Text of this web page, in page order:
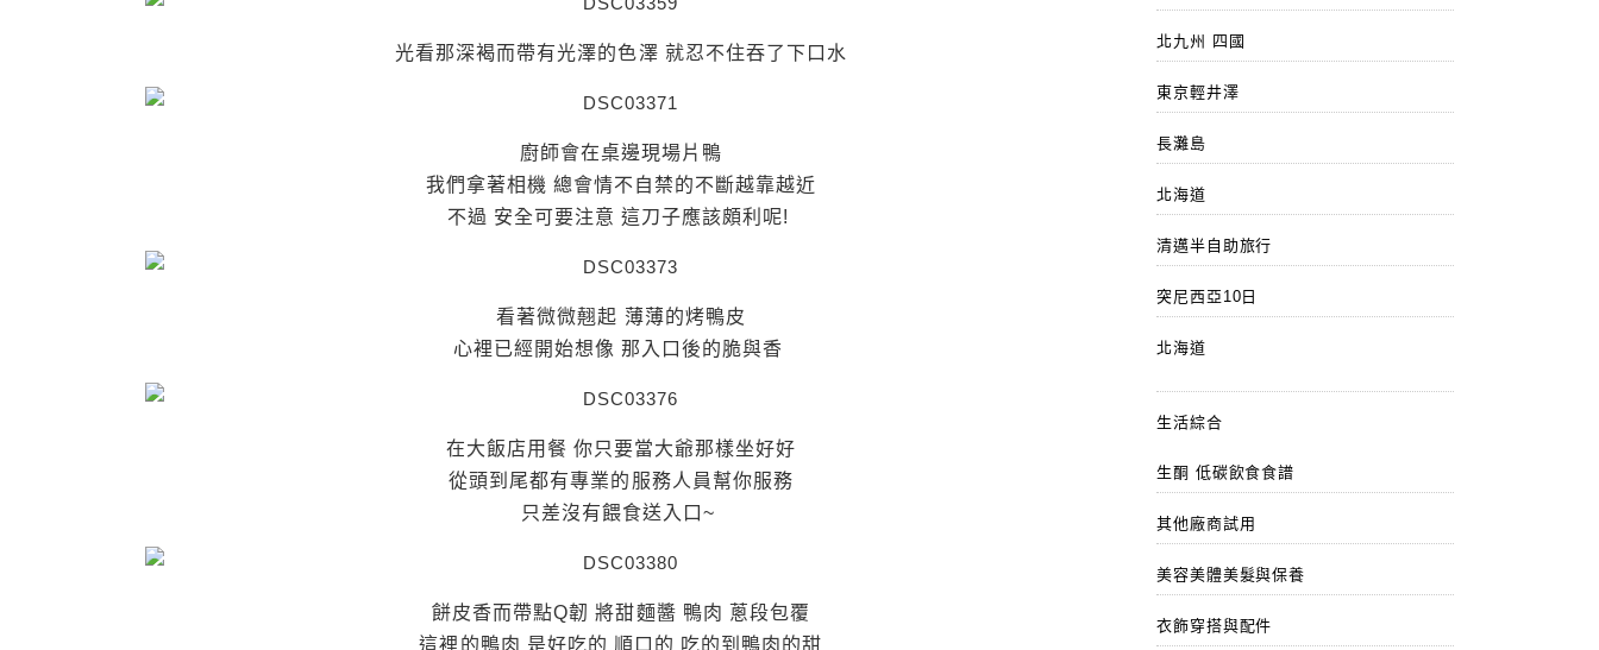
光看那深褐而帶有光澤的色澤 就忍不住吞了下口水
廚師會在桌邊現場片鴨
我們拿著相機 總會情不自禁的不斷越靠越近
不過 安全可要注意 這刀子應該頗利呢!
看著微微翹起 薄薄的烤鴨皮
心裡已經開始想像 那入口後的脆與香
在大飯店用餐 你只要當大爺那樣坐好好
從頭到尾都有專業的服務人員幫你服務
只差沒有餵食送入口~
餅皮香而帶點Q韌 將甜麵醬 鴨肉 蔥段包覆
這裡的鴨肉 是好吃的 順口的 吃的到鴨肉的甜
北九州 四國
東京輕井澤
長灘島
北海道
清邁半自助旅行
突尼西亞10日
北海道
生活綜合
生酮 低碳飲食食譜
其他廠商試用
美容美體美髮與保養
衣飾穿搭與配件